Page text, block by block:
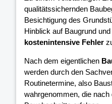
qualitätssichernden
Besichtigung des
Hinblick auf Baugrund
kostenintensive Fehler
Nach dem eigentlichen
werden durch den
Routinetermine, also
wahrgenommen, die